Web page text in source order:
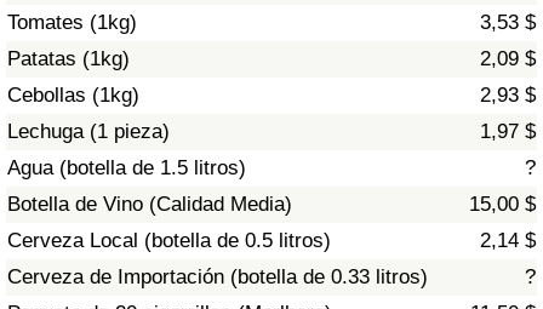
Tomates (1kg)
3,53 $
Patatas (1kg)
2,09 $
Cebollas (1kg)
2,93 $
Lechuga (1 pieza)
1,97 $
Agua (botella de 1.5 litros)
?
Botella de Vino (Calidad Media)
15,00 $
Cerveza Local (botella de 0.5 litros)
2,14 $
Cerveza de Importación (botella de 0.33 litros)
?
Índice de contaminación
Índice de Contaminación por País
Tráfico
Índice de Tráfico
Índice de Tráfico (Actual)